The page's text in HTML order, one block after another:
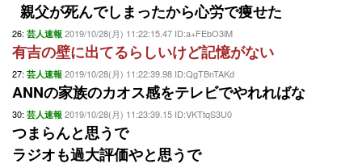
親父が死んでしまったから心労で痩せた
26: 芸人速報 2019/10/28(月) 11:22:15.47 ID:a+FEbO3iM
有吉の壁に出てるらしいけど記憶がない
27: 芸人速報 2019/10/28(月) 11:22:39.98 ID:QgTBnTAKd
ANNの家族のカオス感をテレビでやれればな
30: 芸人速報 2019/10/28(月) 11:23:39.15 ID:VKTtqS3U0
つまらんと思うで
ラジオも過大評価やと思うで